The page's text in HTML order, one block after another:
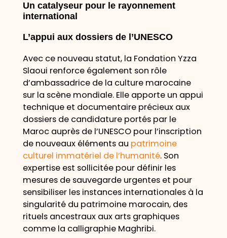
Un catalyseur pour le rayonnement
international
L’appui aux dossiers de l’UNESCO
Avec ce nouveau statut, la Fondation Yzza
Slaoui renforce également son rôle
d’ambassadrice de la culture marocaine
sur la scène mondiale. Elle apporte un appui
technique et documentaire précieux aux
dossiers de candidature portés par le
Maroc auprès de l’UNESCO pour l’inscription
de nouveaux éléments au patrimoine
culturel immatériel de l’humanité. Son
expertise est sollicitée pour définir les
mesures de sauvegarde urgentes et pour
sensibiliser les instances internationales à la
singularité du patrimoine marocain, des
rituels ancestraux aux arts graphiques
comme la calligraphie Maghribi.